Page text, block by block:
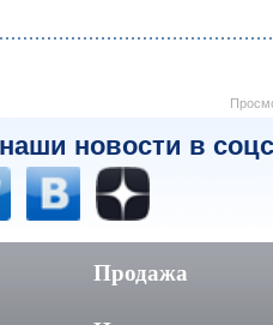
новости в
Продажа